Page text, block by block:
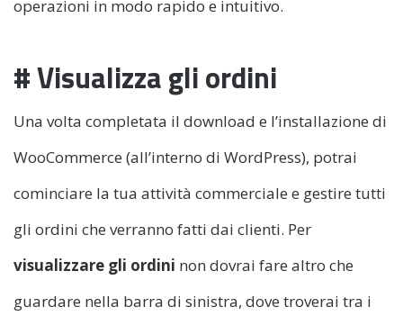
operazioni in modo rapido e intuitivo.
# Visualizza gli ordini
Una volta completata il download e l’installazione di
WooCommerce (all’interno di WordPress), potrai
cominciare la tua attività commerciale e gestire tutti
gli ordini che verranno fatti dai clienti. Per
visualizzare gli ordini non dovrai fare altro che
guardare nella barra di sinistra, dove troverai tra i